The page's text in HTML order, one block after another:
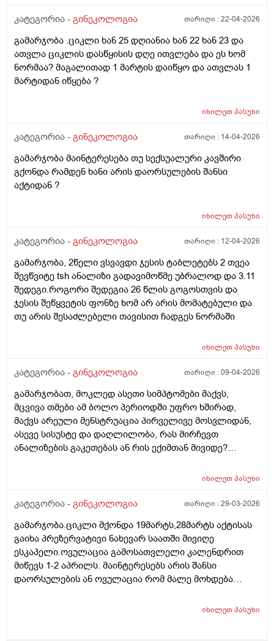
კატეგორია - გინეკოლოგია თარიღი :22-04-2026
გამარჯობა .ციკლი ხან 25 დღიანია ხან 22 ხან 23 და
ათვლა ციკლის დასწყისის დღე ითვლება და ეს ხომ
ნორმაა? მაგალითად 1 მარტის დაიწყო და ათვლას 1
მარტიდან იწყება ?
იხილეთპასუხი
კატეგორია - გინეკოლოგია თარიღი : 14-04-2026
გამარჯობა მაინტერესება თუ სექსუალური კავშირი
გქონდა რამდენ ხანი არის დაორსულების შანსი
აქტიდან ?
იხილეთპასუხი
კატეგორია - გინეკოლოგია თარიღი : 12-04-2026
გამარჯობა, 2წელი ვსვავდი ჯესის ტაბლეტებს 2 თვეა
შევწვიტე tsh ანალიზი გადავიმოწმე უბრალოდ და 3.11
შედეგი.როგორი შედეგია 26 წლის გოგოსთვის და
ჯესის შეწყვეტის ფონზე ხომ არ არის მომატებული და
თუ არის შესაძლებელი თავისით ჩადგეს ნორმაში
იხილეთპასუხი
კატეგორია - გინეკოლოგია თარიღი :09-04-2026
გამარჯობათ, მოკლედ ასეთი სიმპტომები მაქვს,
მცვივა თმები ამ ბოლო პერიოდში უფრო ხშირად,
მაქვს არეული მენსტრუაცია პირველივე მოსვლიდან,
ასევე სისუსტე და დაღლილობა, რას მირჩევთ
ანალიზების გაკეთებას ან რის ექიმთან მივიდე?
იხილეთპასუხი
კატეგორია - გინეკოლოგია თარიღი :29-03-2026
გამარჯობა.ციკლი მქონდა 19მარტს,28მარტს აქტისას
გაიხა პრეზერვატივი ნახევარ საათში მივიღე
ესკაპელი.ოვულაცია გამოსათვლელი კალენდრით
მიწევს 1-2 აპრილს. მაინტერესებს არის შანსი
დაორსულების ან ოვულაცია რომ მალე მოხდება
კვებაზე მყავს ბავშვი ხშირდ ვერ ვთავაზობ და იქნებ
იხილეთპასუხი